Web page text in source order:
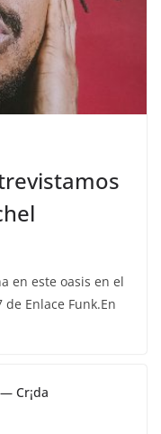
en este oasis en el
Enlace Funk.En
Cr¡da